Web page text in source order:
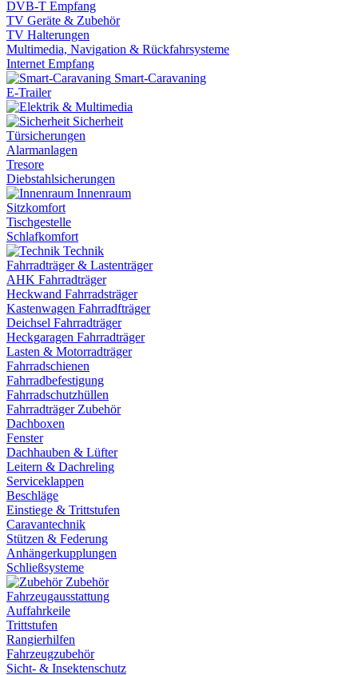
DVB-T Empfang
TV Geräte & Zubehör
TV Halterungen
Multimedia, Navigation & Rückfahrsysteme
Internet Empfang
Smart-Caravaning
E-Trailer
Sicherheit
Türsicherungen
Alarmanlagen
Tresore
Diebstahlsicherungen
Innenraum
Sitzkomfort
Tischgestelle
Schlafkomfort
Technik
Fahrradträger & Lastenträger
AHK Fahrradträger
Heckwand Fahrradsträger
Kastenwagen Fahrradfträger
Deichsel Fahrradträger
Heckgaragen Fahrradträger
Lasten & Motorradträger
Fahrradschienen
Fahrradbefestigung
Fahrradschutzhüllen
Fahrradträger Zubehör
Dachboxen
Fenster
Dachhauben & Lüfter
Leitern & Dachreling
Serviceklappen
Beschläge
Einstiege & Trittstufen
Caravantechnik
Stützen & Federung
Anhängerkupplungen
Schließsysteme
Zubehör
Fahrzeugausstattung
Auffahrkeile
Trittstufen
Rangierhilfen
Fahrzeugzubehör
Sicht- & Insektenschutz